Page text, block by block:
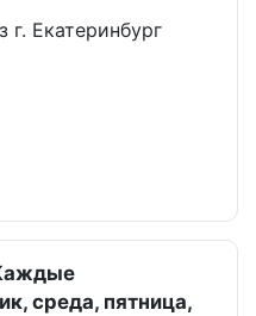
г. Екатеринбург
среда, пятница,